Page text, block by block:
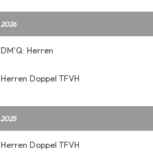
2026
DM'Q: Herren
Herren Doppel TFVH
2025
Herren Doppel TFVH